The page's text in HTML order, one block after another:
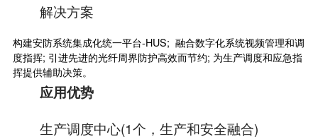
解决方案
构建安防系统集成化统一平台-HUS; 融合数字化系统视频管理和调
度指挥; 引进先进的光纤周界防护高效而节约; 为生产调度和应急指
挥提供辅助决策。
应用优势
生产调度中心(1个，生产和安全融合)